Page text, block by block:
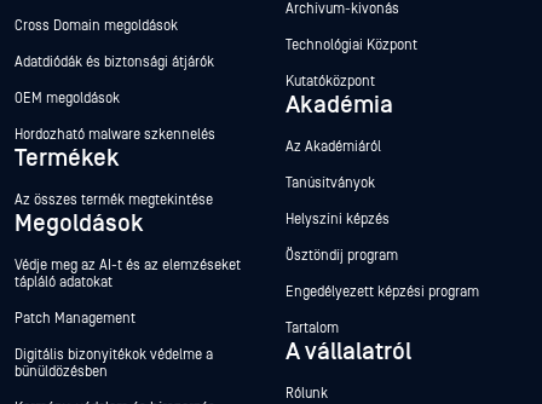
Cross Domain megoldások
Adatdiódák és biztonsági átjárók
OEM megoldások
Hordozható malware szkennelés
Termékek
Az összes termék megtekintése
Megoldások
Védje meg az AI-t és az elemzéseket
tápláló adatokat
Patch Management
Digitális bizonyítékok védelme a
bűnüldözésben
Archívum-kivonás
Technológiai Központ
Kutatóközpont
Akadémia
Az Akadémiáról
Tanúsítványok
Helyszíni képzés
Ösztöndíj program
Engedélyezett képzési program
Tartalom
A vállalatról
Rólunk